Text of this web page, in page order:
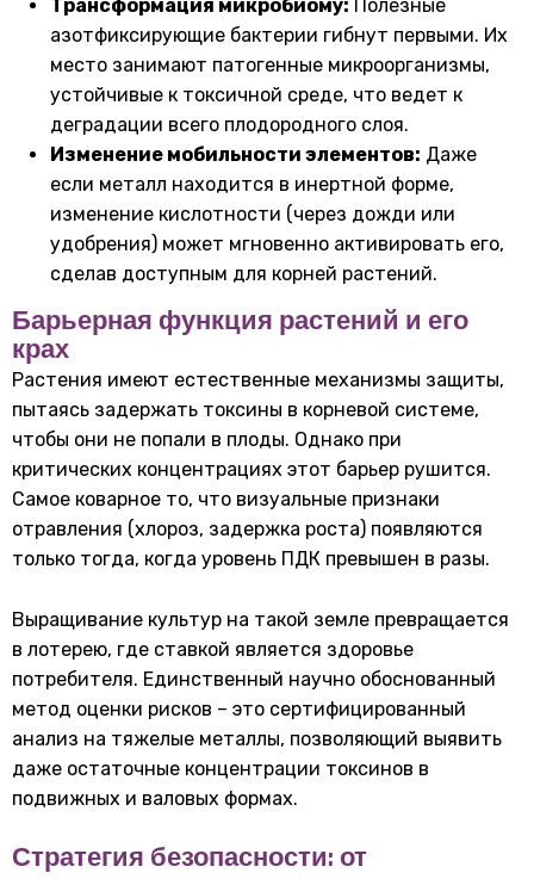
Трансформация микробиому: Полезные
азотфиксирующие бактерии гибнут первыми. Их
место занимают патогенные микроорганизмы,
устойчивые к токсичной среде, что ведет к
деградации всего плодородного слоя.
Изменение мобильности элементов: Даже
если металл находится в инертной форме,
изменение кислотности (через дожди или
удобрения) может мгновенно активировать его,
сделав доступным для корней растений.
Барьерная функция растений и его
крах
Растения имеют естественные механизмы защиты,
пытаясь задержать токсины в корневой системе,
чтобы они не попали в плоды. Однако при
критических концентрациях этот барьер рушится.
Самое коварное то, что визуальные признаки
отравления (хлороз, задержка роста) появляются
только тогда, когда уровень ПДК превышен в разы.
Выращивание культур на такой земле превращается
в лотерею, где ставкой является здоровье
потребителя. Единственный научно обоснованный
метод оценки рисков – это сертифицированный
анализ на тяжелые металлы, позволяющий выявить
даже остаточные концентрации токсинов в
подвижных и валовых формах.
Стратегия безопасности: от